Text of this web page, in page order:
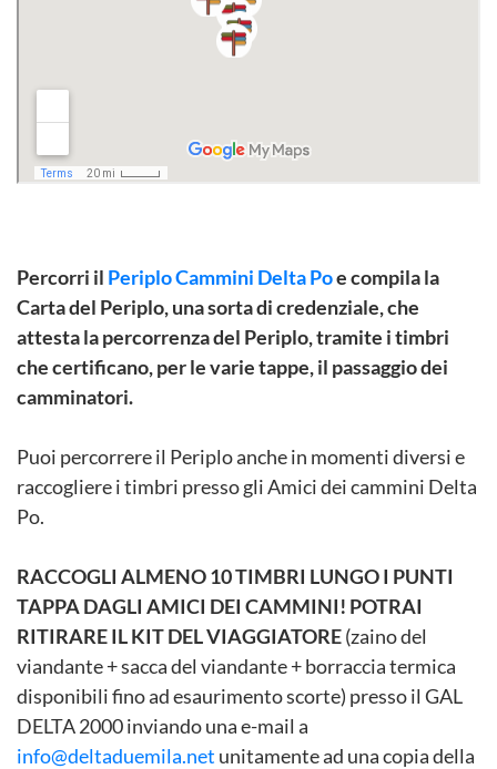
Percorri il Periplo Cammini Delta Poe compila la
Carta del Periplo, una sorta di credenziale, che
attesta la percorrenza del Periplo, tramite i timbri
che certificano, per le varie tappe, il passaggio dei
camminatori.
Puoi percorrere il Periplo anche in momenti diversi e
raccogliere i timbri presso gli Amici dei cammini Delta
Po.
RACCOGLI ALMENO 10 TIMBRI LUNGO I PUNTI
TAPPA DAGLI AMICI DEI CAMMINI! POTRAI
RITIRARE IL KIT DEL VIAGGIATORE(zaino del
viandante + sacca del viandante + borraccia termica
disponibili fino ad esaurimento scorte) presso il GAL
DELTA 2000 inviando una e-mail a
info@deltaduemila.net unitamente ad una copia della